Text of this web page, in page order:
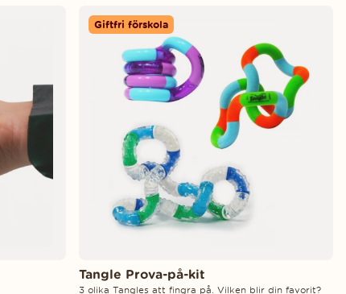
Giftfri förskola
Tangle Prova-på-kit
3 olika Tangles att fingra på. Vilken blir din favorit?